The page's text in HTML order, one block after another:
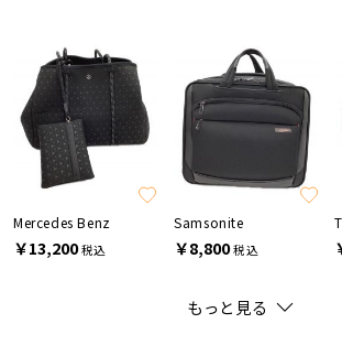
Mercedes Benz
￥13,200税込
Samsonite
￥8,800税込
もっと見る